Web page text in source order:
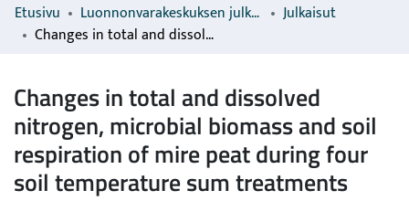
Etusivu Luonnonvarakeskuksen julkaisut
Julkaisut
Changes in total and dissolved nitrogen, microbial biomass and soil respiration of mire peat during four soil temperature sum treatments
Changes in total and dissolved
nitrogen, microbial biomass and soil
respiration of mire peat during four
soil temperature sum treatments